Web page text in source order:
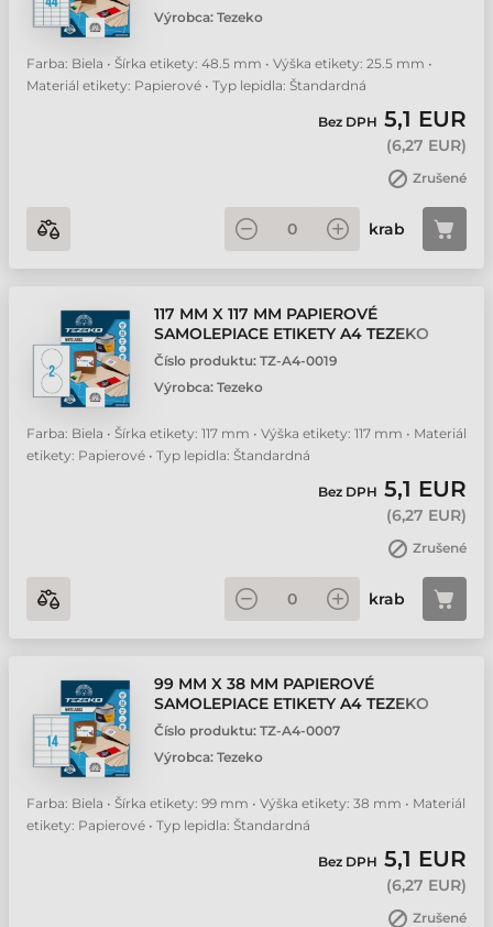
Výrobca: Tezeko
Farba: Biela • Šírka etikety: 48.5 mm • Výška etikety: 25.5 mm •
Materiál etikety: Papierové • Typ lepidla: Štandardná
Bez DPH 5,1 EUR
(6,27 EUR)
Zrušené
krab
117 MM X 117 MM PAPIEROVÉ
SAMOLEPIACE ETIKETY A4 TEZEKO
BIELA 100 HÁRKOV/BALENIE
Číslo produktu: TZ-A4-0019
Výrobca: Tezeko
Farba: Biela • Šírka etikety: 117 mm • Výška etikety: 117 mm • Materiál
etikety: Papierové • Typ lepidla: Štandardná
Bez DPH 5,1 EUR
(6,27 EUR)
Zrušené
krab
99 MM X 38 MM PAPIEROVÉ
SAMOLEPIACE ETIKETY A4 TEZEKO
BIELA ( 100 HÁRKOV/BALENIE )
Číslo produktu: TZ-A4-0007
Výrobca: Tezeko
Farba: Biela • Šírka etikety: 99 mm • Výška etikety: 38 mm • Materiál
etikety: Papierové • Typ lepidla: Štandardná
Bez DPH 5,1 EUR
(6,27 EUR)
Zrušené